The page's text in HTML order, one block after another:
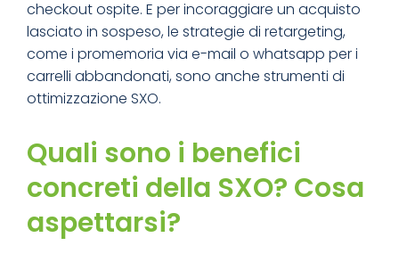
checkout ospite. E per incoraggiare un acquisto
lasciato in sospeso, le strategie di retargeting,
come i promemoria via e-mail o whatsapp per i
carrelli abbandonati, sono anche strumenti di
ottimizzazione SXO.
Quali sono i benefici
concreti della SXO? Cosa
aspettarsi?